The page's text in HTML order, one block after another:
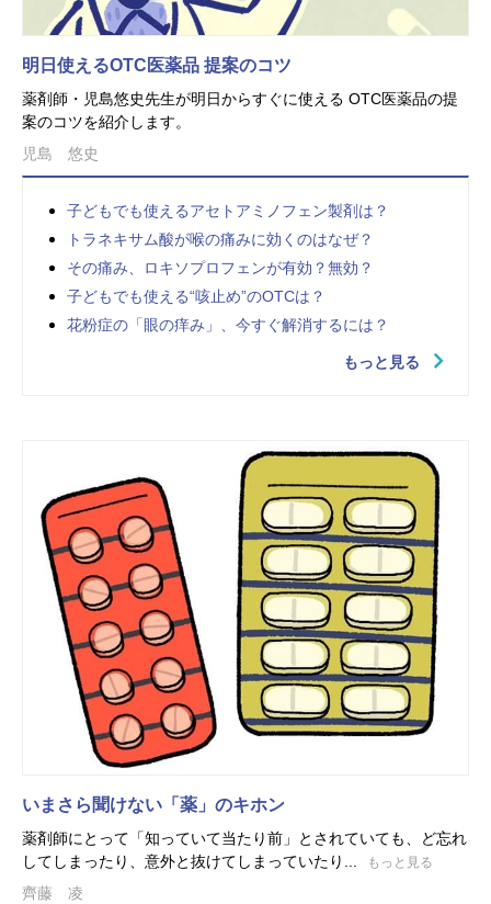
明日使えるOTC医薬品 提案のコツ
薬剤師・児島悠史先生が明日からすぐに使える OTC医薬品の提
案のコツを紹介します。
児島 悠史
子どもでも使えるアセトアミノフェン製剤は？
トラネキサム酸が喉の痛みに効くのはなぜ？
その痛み、ロキソプロフェンが有効？無効？
子どもでも使える“咳止め”のOTCは？
花粉症の「眼の痒み」、今すぐ解消するには？
もっと見る
いまさら聞けない「薬」のキホン
薬剤師にとって「知っていて当たり前」とされていても、ど忘れ
してしまったり、意外と抜けてしまっていたり...
もっと見る
齊藤 凌